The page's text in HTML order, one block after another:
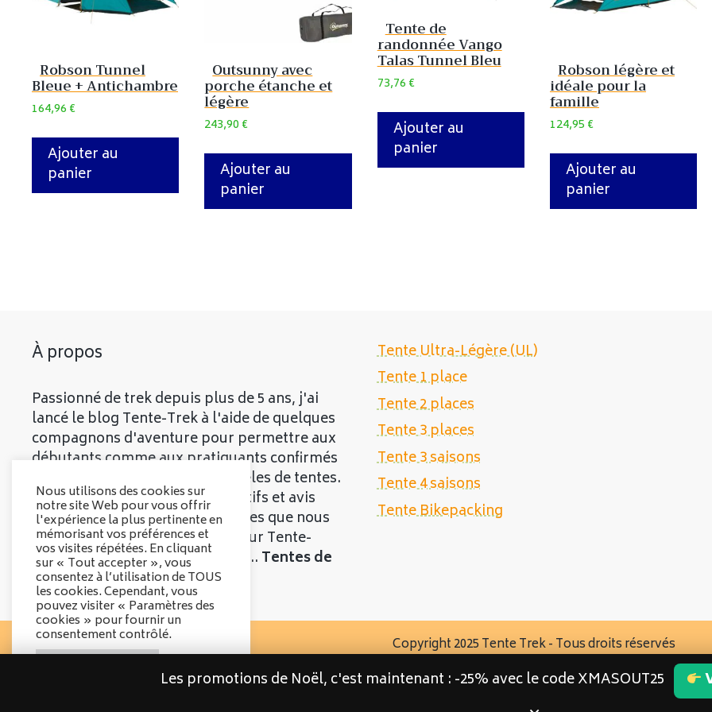
Robson Tunnel
Bleue + Antichambre
164,96€
Ajouter au
panier
Outsunny avec
porche étanche et
légère
243,90€
Ajouter au
panier
Tente de
randonnée Vango
Talas Tunnel Bleu
73,76€
Ajouter au
panier
Robson légère et
idéale pour la
famille
124,95€
Ajouter au
panier
À propos
Passionné de trek depuis plus de 5 ans, j'ai
lancé le blog Tente-Trek à l'aide de quelques
compagnons d'aventure pour permettre aux
débutants comme aux pratiquants confirmés
de découvrir les meilleurs modèles de tentes.
Vous trouverez divers comparatifs et avis
objectifs sur les différentes tentes que nous
vous présenterons. Bienvenue sur Tente-
Trek, le comparatif qui parle de... Tentes de
Trek!
Tente Ultra-Légère (UL)
Tente 1 place
Tente 2 places
Tente 3 places
Tente 3 saisons
Tente 4 saisons
Tente Bikepacking
Copyright 2025 Tente Trek - Tous droits réservés
Nous utilisons des cookies sur
notre site Web pour vous offrir
l'expérience la plus pertinente en
mémorisant vos préférences et
vos visites répétées. En cliquant
sur « Tout accepter », vous
consentez à l’utilisation de TOUS
les cookies. Cependant, vous
pouvez visiter « Paramètres des
cookies » pour fournir un
consentement contrôlé.
Les promotions de Noël, c'est maintenant : -25% avec le code XMASOUT25